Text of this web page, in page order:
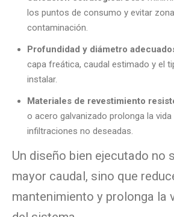
los puntos de consumo y evitar
contaminación.
Profundidad y diámetro
capa freática, caudal estimado y el
instalar.
Materiales de revestimiento
o acero galvanizado prolonga la
infiltraciones no deseadas.
Un diseño bien ejecutado no
mayor caudal, sino que
mantenimiento y prolonga la